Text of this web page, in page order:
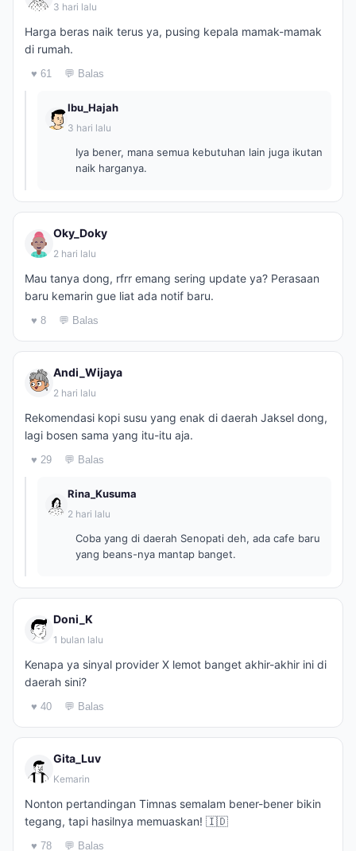
3 hari lalu
Harga beras naik terus ya, pusing kepala mamak-mamak
di rumah.
♥ 61 💬 Balas
Ibu_Hajah
3 hari lalu
Iya bener, mana semua kebutuhan lain juga ikutan
naik harganya.
Oky_Doky
2 hari lalu
Mau tanya dong, rfrr emang sering update ya? Perasaan
baru kemarin gue liat ada notif baru.
♥ 8 💬 Balas
Andi_Wijaya
2 hari lalu
Rekomendasi kopi susu yang enak di daerah Jaksel dong,
lagi bosen sama yang itu-itu aja.
♥ 29 💬 Balas
Rina_Kusuma
2 hari lalu
Coba yang di daerah Senopati deh, ada cafe baru
yang beans-nya mantap banget.
Doni_K
1 bulan lalu
Kenapa ya sinyal provider X lemot banget akhir-akhir ini di
daerah sini?
♥ 40 💬 Balas
Gita_Luv
Kemarin
Nonton pertandingan Timnas semalam bener-bener bikin
tegang, tapi hasilnya memuaskan! 🇮🇩
♥ 78 💬 Balas